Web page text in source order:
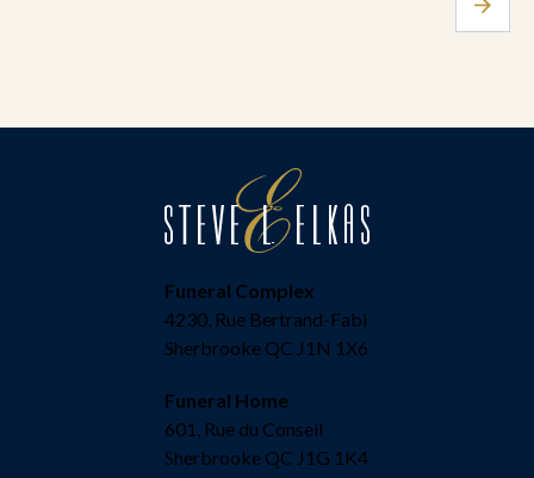
Funeral Complex
4230, Rue Bertrand-Fabi
Sherbrooke QC J1N 1X6
Funeral Home
601, Rue du Conseil
Sherbrooke QC J1G 1K4